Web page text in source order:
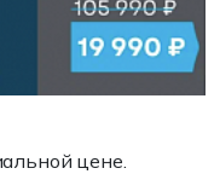
цене.